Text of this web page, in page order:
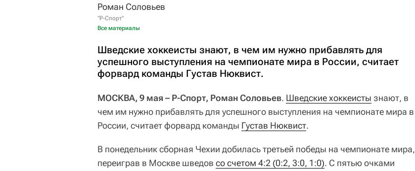
Роман Соловьев
"Р-Спорт"
Все материалы
Шведские хоккеисты знают, в чем им нужно прибавлять для
успешного выступления на чемпионате мира в России, считает
форвард команды Густав Нюквист.
МОСКВА, 9 мая – Р-Спорт, Роман Соловьев. Шведские хоккеисты знают, в
чем им нужно прибавлять для успешного выступления на чемпионате мира в
России, считает форвард команды Густав Нюквист.
В понедельник сборная Чехии добилась третьей победы на чемпионате мира,
переиграв в Москве шведов со счетом 4:2 (0:2, 3:0, 1:0). С пятью очками